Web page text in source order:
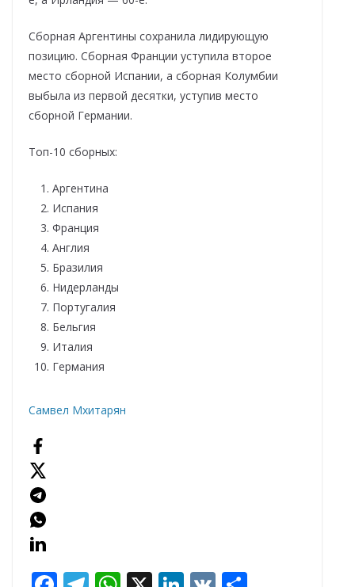
Сборная Аргентины сохранила лидирующую
позицию. Сборная Франции уступила второе
место сборной Испании, а сборная Колумбии
выбыла из первой десятки, уступив место
сборной Германии.
Топ-10 сборных:
Аргентина
Испания
Франция
Англия
Бразилия
Нидерланды
Португалия
Бельгия
Италия
Германия
Самвел Мхитарян